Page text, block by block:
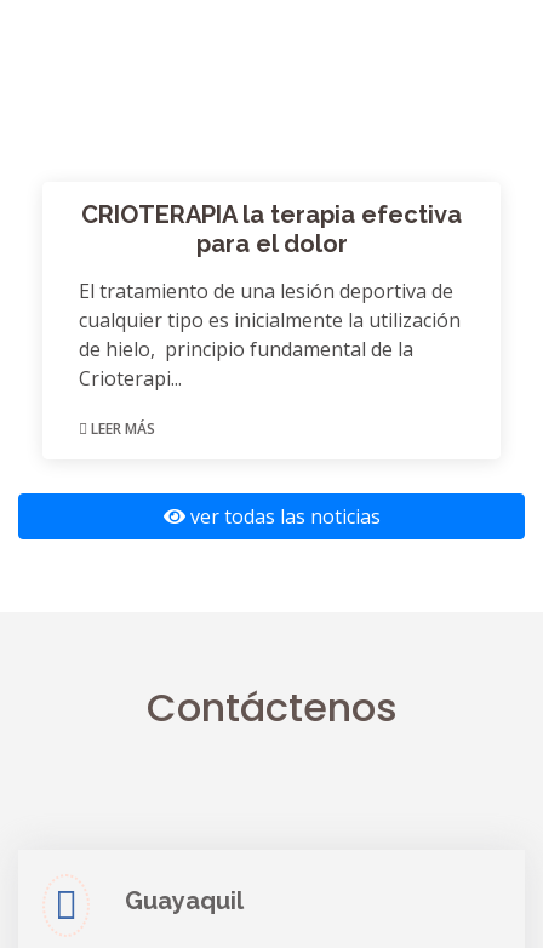
CRIOTERAPIA la terapia efectiva
para el dolor
El tratamiento de una lesión deportiva de
cualquier tipo es inicialmente la utilización
de hielo, principio fundamental de la
Crioterapi...
LEER MÁS
ver todas las noticias
Contáctenos
Guayaquil